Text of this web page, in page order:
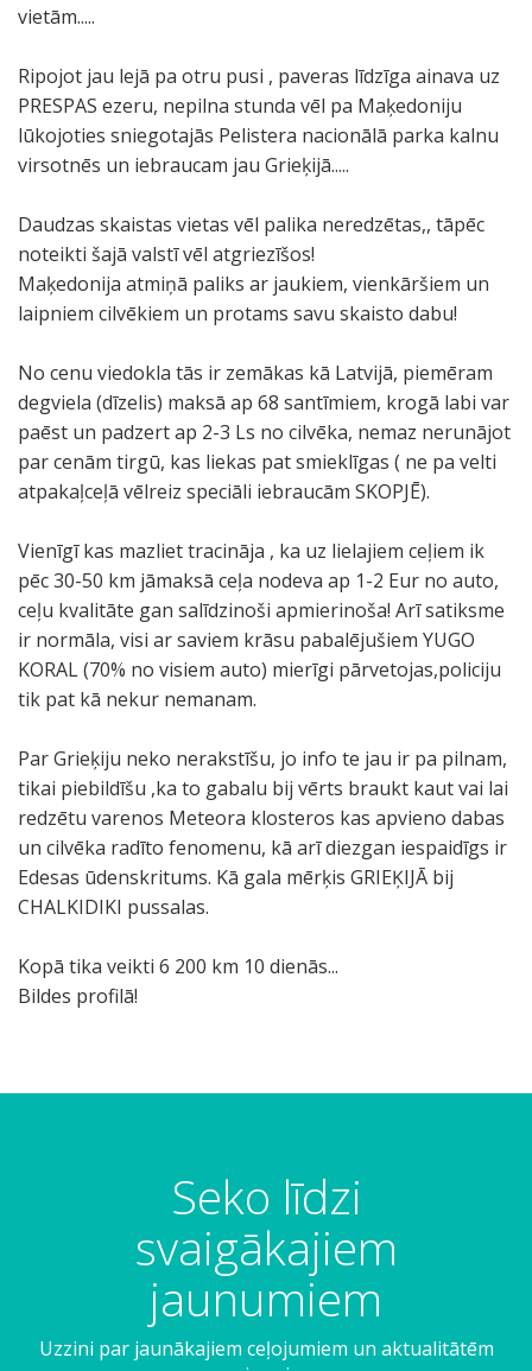
vietām.....
Ripojot jau lejā pa otru pusi , paveras līdzīga ainava uz
PRESPAS ezeru, nepilna stunda vēl pa Maķedoniju
lūkojoties sniegotajās Pelistera nacionālā parka kalnu
virsotnēs un iebraucam jau Grieķijā.....
Daudzas skaistas vietas vēl palika neredzētas,, tāpēc
noteikti šajā valstī vēl atgriezīšos!
Maķedonija atmiņā paliks ar jaukiem, vienkāršiem un
laipniem cilvēkiem un protams savu skaisto dabu!
No cenu viedokla tās ir zemākas kā Latvijā, piemēram
degviela (dīzelis) maksā ap 68 santīmiem, krogā labi var
paēst un padzert ap 2-3 Ls no cilvēka, nemaz nerunājot
par cenām tirgū, kas liekas pat smieklīgas ( ne pa velti
atpakaļceļā vēlreiz speciāli iebraucām SKOPJĒ).
Vienīgī kas mazliet tracināja , ka uz lielajiem ceļiem ik
pēc 30-50 km jāmaksā ceļa nodeva ap 1-2 Eur no auto,
ceļu kvalitāte gan salīdzinoši apmierinoša! Arī satiksme
ir normāla, visi ar saviem krāsu pabalējušiem YUGO
KORAL (70% no visiem auto) mierīgi pārvetojas,policiju
tik pat kā nekur nemanam.
Par Grieķiju neko nerakstīšu, jo info te jau ir pa pilnam,
tikai piebildīšu ,ka to gabalu bij vērts braukt kaut vai lai
redzētu varenos Meteora klosteros kas apvieno dabas
un cilvēka radīto fenomenu, kā arī diezgan iespaidīgs ir
Edesas ūdenskritums. Kā gala mērķis GRIEĶIJĀ bij
CHALKIDIKI pussalas.
Kopā tika veikti 6 200 km 10 dienās...
Bildes profilā!
Seko līdzi
svaigākajiem
jaunumiem
Uzzini par jaunākajiem ceļojumiem un aktualitātēm